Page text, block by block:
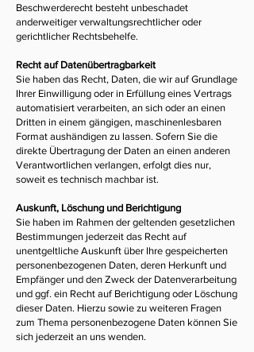
Beschwerderecht besteht unbeschadet
anderweitiger verwaltungsrechtlicher oder
gerichtlicher Rechtsbehelfe.
Recht auf Datenübertragbarkeit
Sie haben das Recht, Daten, die wir auf Grundlage
Ihrer Einwilligung oder in Erfüllung eines Vertrags
automatisiert verarbeiten, an sich oder an einen
Dritten in einem gängigen, maschinenlesbaren
Format aushändigen zu lassen. Sofern Sie die
direkte Übertragung der Daten an einen anderen
Verantwortlichen verlangen, erfolgt dies nur,
soweit es technisch machbar ist.
Auskunft, Löschung und Berichtigung
Sie haben im Rahmen der geltenden gesetzlichen
Bestimmungen jederzeit das Recht auf
unentgeltliche Auskunft über Ihre gespeicherten
personenbezogenen Daten, deren Herkunft und
Empfänger und den Zweck der Datenverarbeitung
und ggf. ein Recht auf Berichtigung oder Löschung
dieser Daten. Hierzu sowie zu weiteren Fragen
zum Thema personenbezogene Daten können Sie
sich jederzeit an uns wenden.